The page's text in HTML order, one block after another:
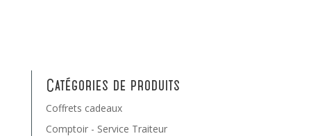
Catégories de produits
Coffrets cadeaux
Comptoir - Service Traiteur